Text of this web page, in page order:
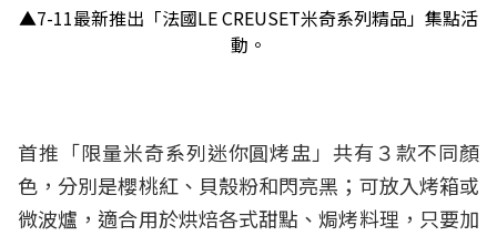
▲7-11最新推出「法國LE CREUSET米奇系列精品」集點活
動。
首推「限量米奇系列迷你圓烤盅」共有３款不同顏
色，分別是櫻桃紅、貝殼粉和閃亮黑；可放入烤箱或
微波爐，適合用於烘焙各式甜點、焗烤料理，只要加